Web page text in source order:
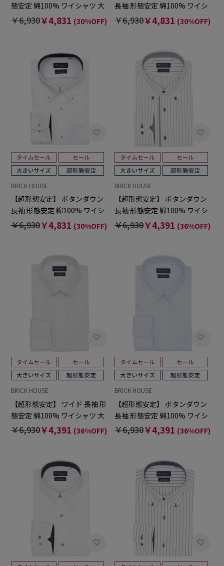
態安定 綿100% ワイシャツ 大
きいサイズ
￥6,930￥4,831 (30%OFF)
長袖 形態安定 綿100% ワイシ
ャツ 大きいサイズ
￥6,930￥4,831 (30%OFF)
BRICK HOUSE
【超形態安定】 ボタンダウン
長袖 形態安定 綿100% ワイシ
ャツ 大きいサイズ
￥6,930￥4,831 (30%OFF)
BRICK HOUSE
【超形態安定】 ボタンダウン
長袖 形態安定 綿100% ワイシ
ャツ 大きいサイズ
￥6,930￥4,391 (36%OFF)
BRICK HOUSE
【超形態安定】 ワイド 長袖 形
態安定 綿100% ワイシャツ 大
きいサイズ
￥6,930￥4,391 (36%OFF)
BRICK HOUSE
【超形態安定】 ボタンダウン
長袖 形態安定 綿100% ワイシ
ャツ 大きいサイズ
￥6,930￥4,391 (36%OFF)